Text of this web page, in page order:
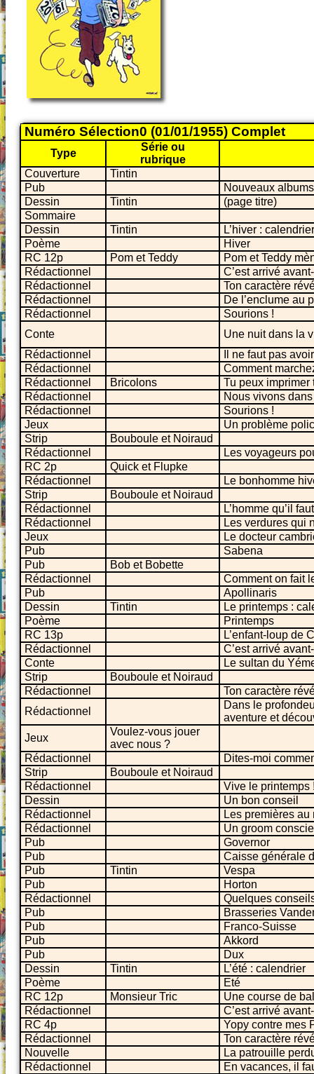
Numéro Sélection0 (01/01/1955) Complet
Type
Série ou
rubrique
Couverture
Tintin
Pub
Nouveaux
Dessin
Tintin
(page titre)
Sommaire
Dessin
Tintin
L’hiver : calendrier
Poème
Hiver
RC 12p
Pom et Teddy
Pom et Teddy
Rédactionnel
C’est arrivé
Rédactionnel
Ton caractère
Rédactionnel
De l’enclume au
Rédactionnel
Sourions !
Conte
Une nuit dans la
Rédactionnel
Il ne faut pas
Rédactionnel
Comment
Rédactionnel
Bricolons
Tu peux imprimer
Rédactionnel
Nous vivons
Rédactionnel
Sourions !
Jeux
Un problème
Strip
Bouboule et Noiraud
Rédactionnel
Les voyageurs
RC 2p
Quick et Flupke
Rédactionnel
Le bonhomme
Strip
Bouboule et Noiraud
Rédactionnel
L’homme qu’il faut
Rédactionnel
Les verdures qui
Jeux
Le docteur
Pub
Sabena
Pub
Bob et Bobette
Rédactionnel
Comment on fait
Pub
Apollinaris
Dessin
Tintin
Le printemps :
Poème
Printemps
RC 13p
L’enfant-loup de
Rédactionnel
C’est arrivé
Conte
Le sultan du
Strip
Bouboule et Noiraud
Rédactionnel
Ton caractère
Rédactionnel
Dans le
aventure et
Jeux
Voulez-vous jouer
avec nous ?
Rédactionnel
Dites-moi
Strip
Bouboule et Noiraud
Rédactionnel
Vive le printemps
Dessin
Un bon conseil
Rédactionnel
Les premières au
Rédactionnel
Un groom
Pub
Governor
Pub
Caisse générale
Pub
Tintin
Vespa
Pub
Horton
Rédactionnel
Quelques
Pub
Brasseries
Pub
Franco-Suisse
Pub
Akkord
Pub
Dux
Dessin
Tintin
L’été : calendrier
Poème
Eté
RC 12p
Monsieur Tric
Une course de
Rédactionnel
C’est arrivé
RC 4p
Yopy contre mes
Rédactionnel
Ton caractère
Nouvelle
La patrouille
Rédactionnel
En vacances, il